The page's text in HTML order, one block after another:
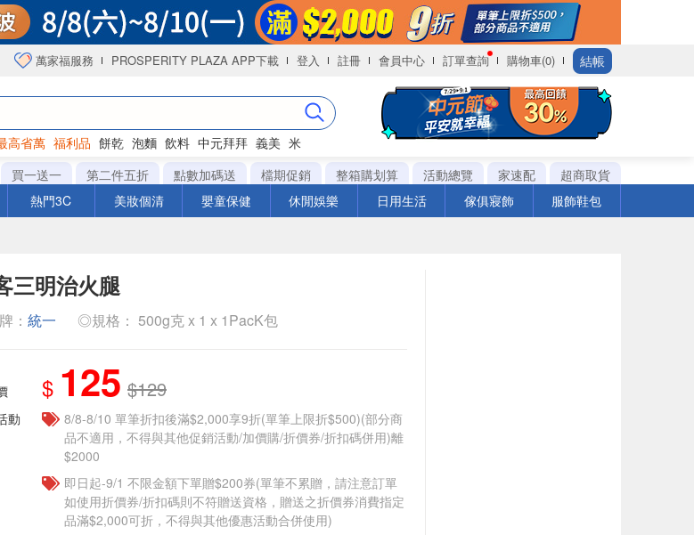
萬家福服務 PROSPERITY PLAZA APP下載 登入 註冊 會員中心 訂單查詢 購物車(0) 結帳
高省萬 福利品 餅乾 泡麵 飲料 中元拜拜 義美 米
買一送一 第二件五折 點數加碼送 檔期促銷 整箱購划算 活動總覽 家速配
超商取貨
熱門3C 美妝個清 嬰童保健 休閒娛樂 日用生活 傢俱寢飾 服飾鞋包
三明治火腿
： 統一 ◎規格： 500g克 x 1 x 1PacK包
$ 125 $129
動
8/8-8/10 單筆折扣後滿$2,000享9折(單筆上限折$500)(部分商
品不適用，不得與其他促銷活動/加價購/折價券/折扣碼併用)離
$2000
即日起-9/1 不限金額下單贈$200券(單筆不累贈，請注意訂單
如使用折價券/折扣碼則不符贈送資格，贈送之折價券消費指定
品滿$2,000可折，不得與其他優惠活動合併使用)